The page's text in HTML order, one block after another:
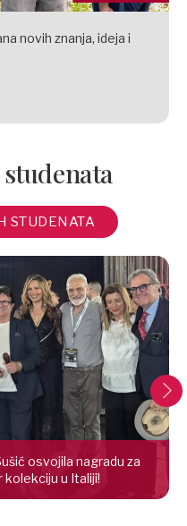
novih znanja, ideja i
STUDENATA
osvojila nagradu za
u Italiji!